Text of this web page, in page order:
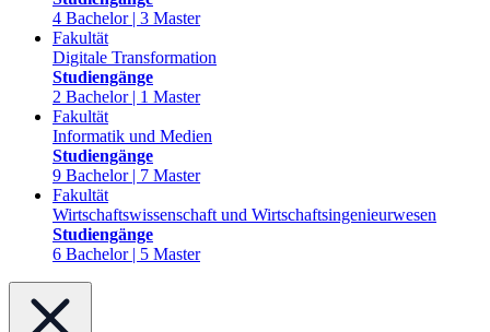
4 Bachelor | 3 Master
Fakultät
Digitale Transformation
Studiengänge
2 Bachelor | 1 Master
Fakultät
Informatik und Medien
Studiengänge
9 Bachelor | 7 Master
Fakultät
Wirtschaftswissenschaft und Wirtschaftsingenieurwesen
Studiengänge
6 Bachelor | 5 Master